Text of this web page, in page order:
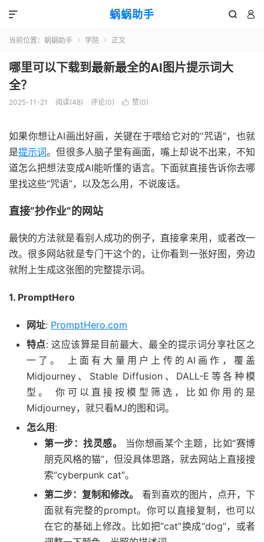
蜗蜗助手  

当前位置： 蜗蜗助手  学院  正文
哪里可以下载到最新最全的AI图片提示词大
全？
2025-11-21 阅读(48) 评论(0)  赞(0)
如果你想让AI画出好画，关键在于喂给它对的“咒语”，也就
是提示词。但很多人脑子里有画面，嘴上却说不出来，不知
道怎么把想法变成AI能听懂的语言。下面就直接告诉你去哪
里找这些“咒语”，以及怎么用，不说废话。
直接“抄作业”的网站
最快的方法就是看别人成功的例子，直接拿来用，或者改一
改。很多网站就是专门干这个的，让你看到一张好图，旁边
就附上生成这张图的完整提示词。
1. PromptHero
网址: PromptHero.com
特点: 这应该算是目前最大、最全的提示词分享社区之
一了。 上面有大量用户上传的AI画作，覆盖
Midjourney、Stable Diffusion、DALL-E等各种模
型。 你可以直接按模型筛选，比如你用的是
Midjourney，就只看MJ的图和词。
怎么用 :
第一步：找灵感。
当你想画某个主题，比如“赛博
朋克风格的猫”，但没具体思路，就去网站上直接搜
索“cyberpunk cat”。
第二步：复制和修改。
看到喜欢的图片，点开，下
面就有完整的prompt。你可以直接复制，也可以
在它的基础上修改。比如把“cat”换成“dog”，或者